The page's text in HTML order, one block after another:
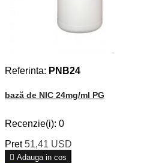
Referinta: PNB24
bază de NIC 24mg/ml PG
Recenzie(i): 0
Pret 51,41 USD
 Adauga in cos